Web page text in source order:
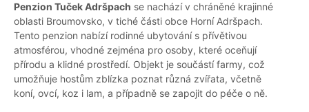
Penzion Tuček Adršpach se nachází v chráněné krajinné
oblasti Broumovsko, v tiché části obce Horní Adršpach.
Tento penzion nabízí rodinné ubytování s přívětivou
atmosférou, vhodné zejména pro osoby, které oceňují
přírodu a klidné prostředí. Objekt je součástí farmy, což
umožňuje hostům zblízka poznat různá zvířata, včetně
koní, ovcí, koz i lam, a případně se zapojit do péče o ně.